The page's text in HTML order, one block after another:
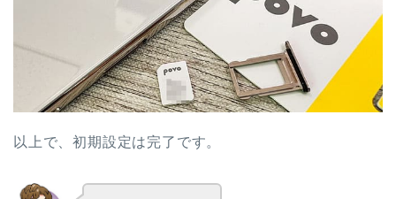
以上で、初期設定は完了です。